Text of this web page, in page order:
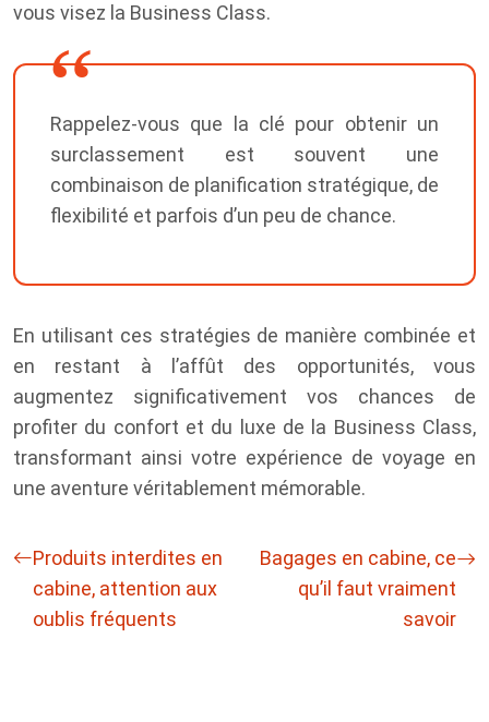
vous visez la Business Class.
Rappelez-vous que la clé pour obtenir un
surclassement est souvent une
combinaison de planification stratégique, de
flexibilité et parfois d’un peu de chance.
En utilisant ces stratégies de manière combinée et
en restant à l’affût des opportunités, vous
augmentez significativement vos chances de
profiter du confort et du luxe de la Business Class,
transformant ainsi votre expérience de voyage en
une aventure véritablement mémorable.
Produits interdites en
cabine, attention aux
oublis fréquents
Bagages en cabine, ce
qu’il faut vraiment
savoir